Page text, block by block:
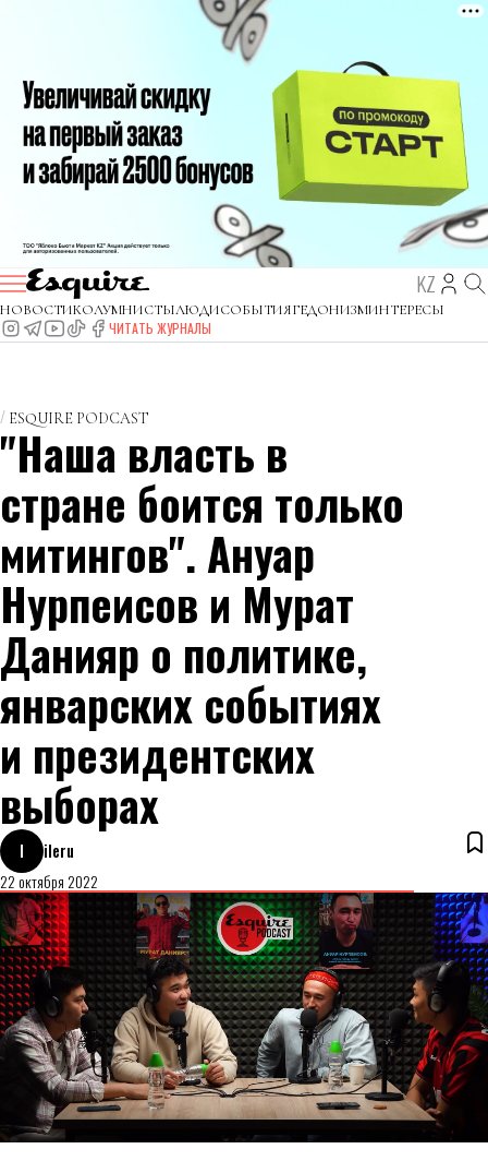
KZ
НОВОСТИКОЛУМНИСТЫЛЮДИСОБЫТИЯГЕДОНИЗМИНТЕРЕСЫ
ЧИТАТЬ ЖУРНАЛЫ
ESQUIRE PODCAST
"Наша власть в
стране боится только
митингов". Ануар
Нурпеисов и Мурат
Данияр о политике,
январских событиях
и президентских
выборах
I
ileru
22 октября 2022